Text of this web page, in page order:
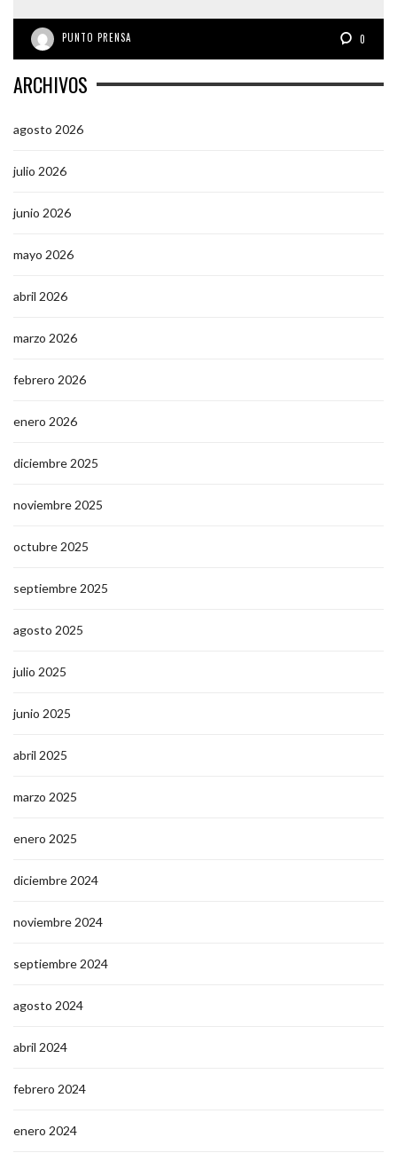
PUNTO PRENSA 0
ARCHIVOS
agosto 2026
julio 2026
junio 2026
mayo 2026
abril 2026
marzo 2026
febrero 2026
enero 2026
diciembre 2025
noviembre 2025
octubre 2025
septiembre 2025
agosto 2025
julio 2025
junio 2025
abril 2025
marzo 2025
enero 2025
diciembre 2024
noviembre 2024
septiembre 2024
agosto 2024
abril 2024
febrero 2024
enero 2024